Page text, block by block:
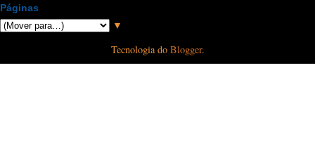
Páginas
▼
Tecnologia do Blogger.